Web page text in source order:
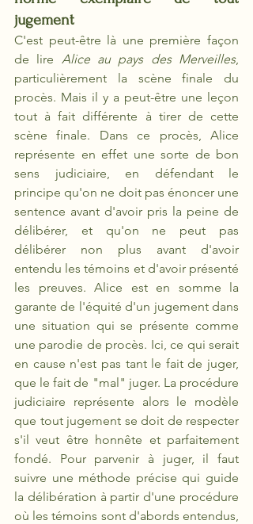
jugement
C'est peut-être là une première façon
de lire Alice au pays des Merveilles,
particulièrement la scène finale du
procès. Mais il y a peut-être une leçon
tout à fait différente à tirer de cette
scène finale. Dans ce procès, Alice
représente en effet une sorte de bon
sens judiciaire, en défendant le
principe qu'on ne doit pas énoncer une
sentence avant d'avoir pris la peine de
délibérer, et qu'on ne peut pas
délibérer non plus avant d'avoir
entendu les témoins et d'avoir présenté
les preuves. Alice est en somme la
garante de l'équité d'un jugement dans
une situation qui se présente comme
une parodie de procès. Ici, ce qui serait
en cause n'est pas tant le fait de juger,
que le fait de "mal" juger. La procédure
judiciaire représente alors le modèle
que tout jugement se doit de respecter
s'il veut être honnête et parfaitement
fondé. Pour parvenir à juger, il faut
suivre une méthode précise qui guide
la délibération à partir d'une procédure
où les témoins sont d'abords entendus,